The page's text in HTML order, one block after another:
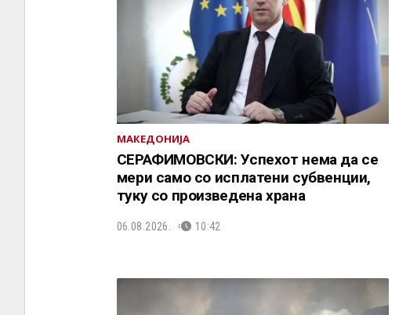
МАКЕДОНИЈА
СЕРАФИМОВСКИ: Успехот нема да се
мери само со исплатени субвенции,
туку со произведена храна
06.08.2026. 10:42